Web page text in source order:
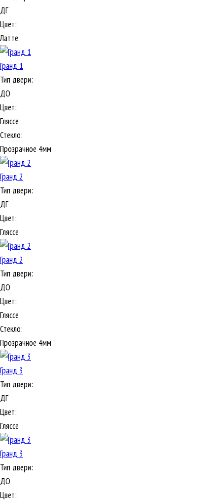
ДГ
Цвет:
Латте
Гранд 1
Тип двери:
ДО
Цвет:
Гляссе
Стекло:
Прозрачное 4мм
Гранд 2
Тип двери:
ДГ
Цвет:
Гляссе
Гранд 2
Тип двери:
ДО
Цвет:
Гляссе
Стекло:
Прозрачное 4мм
Гранд 3
Тип двери:
ДГ
Цвет:
Гляссе
Гранд 3
Тип двери:
ДО
Цвет: